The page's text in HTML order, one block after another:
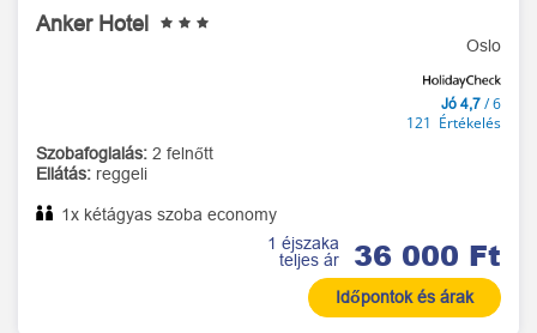
Anker Hotel
Oslo
Jó 4,7 / 6
121 Értékelés
Szobafoglalás: 2 felnőtt
Ellátás: reggeli
1x kétágyas szoba economy
1 éjszaka
teljes ár
36 000 Ft
Időpontok és árak